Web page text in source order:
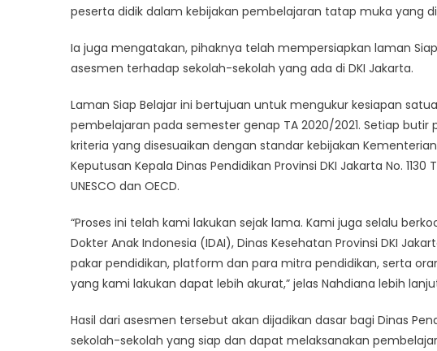
peserta didik dalam kebijakan pembelajaran tatap muka yang
Ia juga mengatakan, pihaknya telah mempersiapkan laman
asesmen terhadap sekolah-sekolah yang ada di DKI Jakarta.
Laman Siap Belajar ini bertujuan untuk mengukur kesiapan
pembelajaran pada semester genap TA 2020/2021. Setiap
kriteria yang disesuaikan dengan standar kebijakan
Keputusan Kepala Dinas Pendidikan Provinsi DKI Jakarta No.
UNESCO dan OECD.
“Proses ini telah kami lakukan sejak lama. Kami juga selalu
Dokter Anak Indonesia (IDAI), Dinas Kesehatan Provinsi DKI
pakar pendidikan, platform dan para mitra pendidikan, serta
yang kami lakukan dapat lebih akurat,” jelas Nahdiana lebih
Hasil dari asesmen tersebut akan dijadikan dasar bagi Dinas
sekolah-sekolah yang siap dan dapat melaksanakan